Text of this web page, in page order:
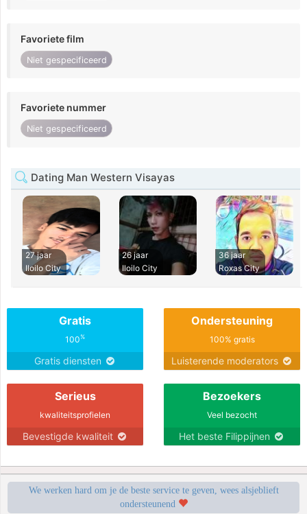
Favoriete film
Niet gespecificeerd
Favoriete nummer
Niet gespecificeerd
Dating Man Western Visayas
27 jaar
Iloilo City
26 jaar
Iloilo City
36 jaar
Roxas City
Gratis
100%
Gratis diensten
Ondersteuning
100% gratis
Luisterende moderators
Serieus
kwaliteitsprofielen
Bevestigde kwaliteit
Bezoekers
Veel bezocht
Het beste Filippijnen
We werken hard om je de beste service te geven, wees alsjeblieft
ondersteunend